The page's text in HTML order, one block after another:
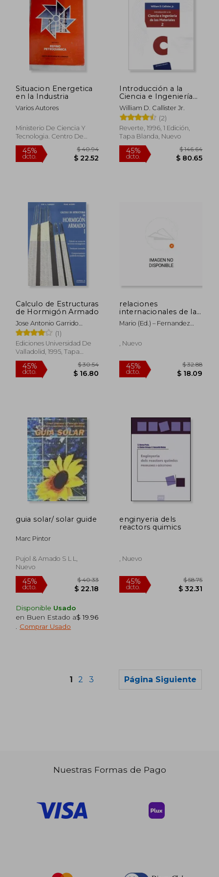
15%
dcto. $ 30.98
45%
dcto.
$ 106.86
$ 58.77
Situacion Energetica
en la Industria
Varios Autores
Ministerio De Ciencia Y
Tecnologia. Centro De
Publicaciones, Tapa Dura,
Usado
Introducción a la
Ciencia e Ingeniería
de los Materiales.
Volumen 2
William D. Callister Jr.
(2)
Reverte, 1996, 1 Edición,
Tapa Blanda, Nuevo
Calculo de Estructuras
de Hormigón Armado
Jose Antonio Garrido
Garcia; Pilar Alonso
Montero
(1)
Ediciones Universidad De
Valladolid, 1995, Tapa
Blanda, Nuevo
relaciones
internacionales de las
regiones: energia e
infraestructura - la
Mario (ed.) – Fernandez
, Nuevo
guia solar/ solar guide
Marc Pintor
Pujol & Amado S L L,
Nuevo
Disponible Usado
en Buen Estado a$ 19.96
Comprar Usado
enginyeria dels
reactors quimics
, Nuevo
1 2 3 Página Siguiente
Nuestras Formas de Pago